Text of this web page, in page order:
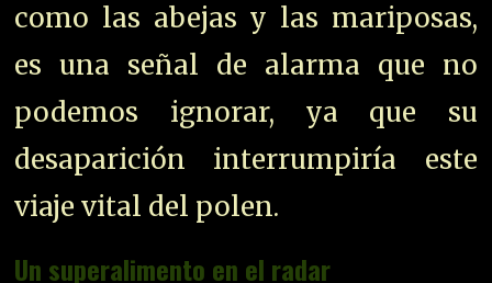
como las abejas y las mariposas,
es una señal de alarma que no
podemos ignorar, ya que su
desaparición interrumpiría este
viaje vital del polen.
Un superalimento en el radar